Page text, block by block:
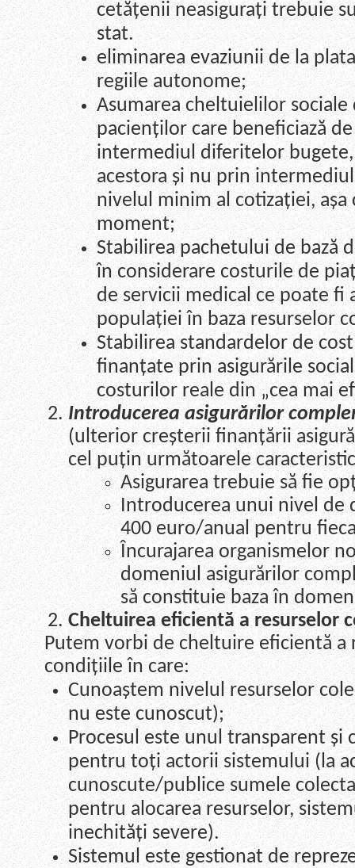
cetățenii neasigurați trebuie
stat.
eliminarea evaziunii de la
regiile autonome;
Asumarea cheltuielilor
pacienților care beneficiază
intermediul diferitelor
acestora și nu prin
nivelul minim al cotizației, așa
moment;
Stabilirea pachetului de bază
în considerare costurile de
de servicii medical ce poate fi
populației în baza resurselor
Stabilirea standardelor de
finanțate prin asigurările
costurilor reale din „cea mai
Introducerea asigurărilor
(ulterior creșterii finanțării
cel puțin următoarele
Asigurarea trebuie să fie
Introducerea unui nivel
400 euro/anual pentru
Încurajarea organismelor
domeniul asigurărilor
să constituie baza în
Cheltuirea eficientă a resurselor
Putem vorbi de cheltuire eficientă a
condițiile în care:
Cunoaștem nivelul resurselor
nu este cunoscut);
Procesul este unul transparent și
pentru toți actorii sistemului (la
cunoscute/publice sumele
pentru alocarea resurselor,
inechități severe).
Sistemul este gestionat de